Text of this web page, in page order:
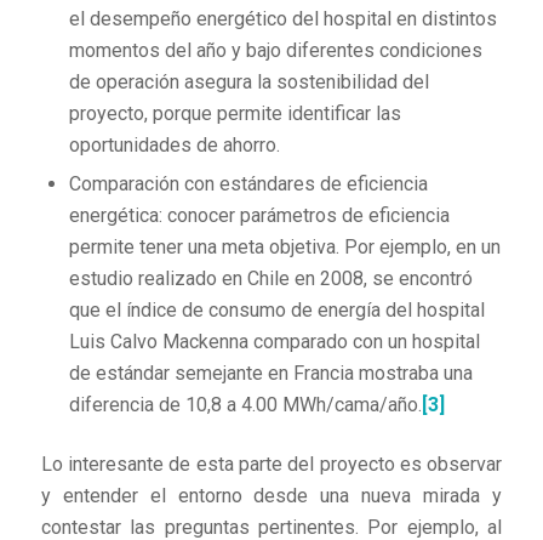
el desempeño energético del hospital en distintos
momentos del año y bajo diferentes condiciones
de operación asegura la sostenibilidad del
proyecto, porque permite identificar las
oportunidades de ahorro.
Comparación con estándares de eficiencia
energética: conocer parámetros de eficiencia
permite tener una meta objetiva. Por ejemplo, en un
estudio realizado en Chile en 2008, se encontró
que el índice de consumo de energía del hospital
Luis Calvo Mackenna comparado con un hospital
de estándar semejante en Francia mostraba una
diferencia de 10,8 a 4.00 MWh/cama/año. [3]
Lo interesante de esta parte del proyecto es observar
y entender el entorno desde una nueva mirada y
contestar las preguntas pertinentes. Por ejemplo, al